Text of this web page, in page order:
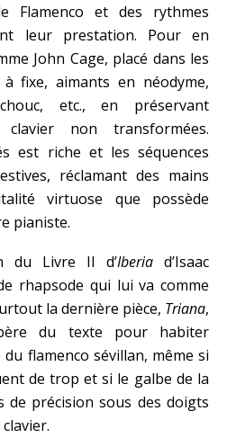
Flamenco et des rythmes
leur prestation. Pour en
John Cage, placé dans les
fixe, aimants en néodyme,
etc., en préservant
non transformées.
est riche et les séquences
réclamant des mains
virtuose que possède
pianiste.
du Livre II d’Iberia d’Isaac
rhapsode qui lui va comme
la dernière pièce, Triana,
du texte pour habiter
flamenco sévillan, même si
de trop et si le galbe de la
de précision sous des doigts